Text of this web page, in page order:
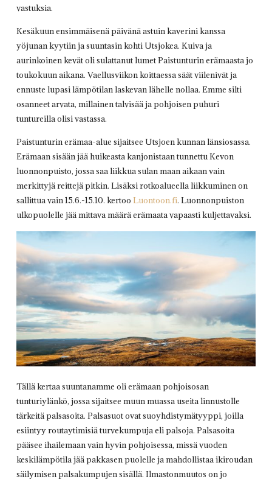
vastuksia.
Kesäkuun ensimmäisenä päivänä astuin kaverini kanssa
yöjunan kyytiin ja suuntasin kohti Utsjokea. Kuiva ja
aurinkoinen kevät oli sulattanut lumet Paistunturin erämaasta jo
toukokuun aikana. Vaellusviikon koittaessa säät viilenivät ja
ennuste lupasi lämpötilan laskevan lähelle nollaa. Emme silti
osanneet arvata, millainen talvisää ja pohjoisen puhuri
tuntureilla olisi vastassa.
Paistunturin erämaa-alue sijaitsee Utsjoen kunnan länsiosassa.
Erämaan sisään jää huikeasta kanjonistaan tunnettu Kevon
luonnonpuisto, jossa saa liikkua sulan maan aikaan vain
merkittyjä reittejä pitkin. Lisäksi rotkoalueella liikkuminen on
sallittua vain 15.6.-15.10. kertoo Luontoon.fi. Luonnonpuiston
ulkopuolelle jää mittava määrä erämaata vapaasti kuljettavaksi.
Tällä kertaa suuntanamme oli erämaan pohjoisosan
tunturiylänkö, jossa sijaitsee muun muassa useita linnustolle
tärkeitä palsasoita. Palsasuot ovat suoyhdistymätyyppi, joilla
esiintyy routaytimisiä turvekumpuja eli palsoja. Palsasoita
pääsee ihailemaan vain hyvin pohjoisessa, missä vuoden
keskilämpötila jää pakkasen puolelle ja mahdollistaa ikiroudan
säilymisen palsakumpujen sisällä. Ilmastonmuutos on jo